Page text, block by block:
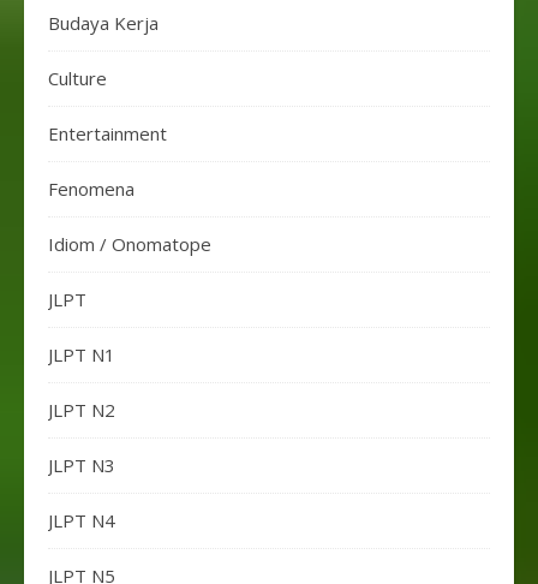
Budaya Kerja
Culture
Entertainment
Fenomena
Idiom / Onomatope
JLPT
JLPT N1
JLPT N2
JLPT N3
JLPT N4
JLPT N5